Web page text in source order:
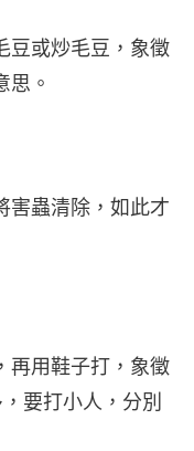
豆或炒毛豆，象徵
思。
害蟲清除，如此才
再用鞋子打，象徵
要打小人，分別